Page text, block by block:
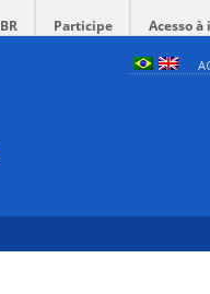
Participe Acesso